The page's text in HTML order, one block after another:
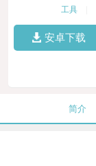
工具
安卓下载
简介